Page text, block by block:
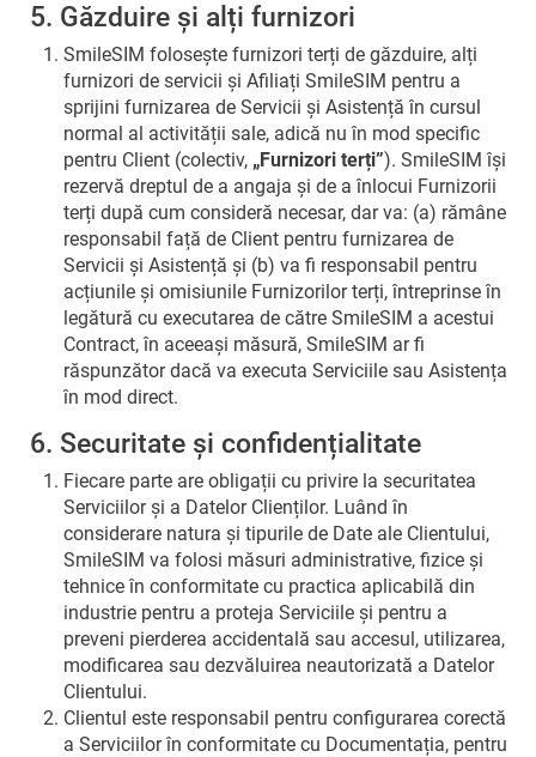
5. Găzduire și alți furnizori
SmileSIM folosește furnizori terți de găzduire, alți
furnizori de servicii și Afiliați SmileSIM pentru a
sprijini furnizarea de Servicii și Asistență în cursul
normal al activității sale, adică nu în mod specific
pentru Client (colectiv, „Furnizori terți”). SmileSIM își
rezervă dreptul de a angaja și de a înlocui Furnizorii
terți după cum consideră necesar, dar va: (a) rămâne
responsabil față de Client pentru furnizarea de
Servicii și Asistență și (b) va fi responsabil pentru
acțiunile și omisiunile Furnizorilor terți, întreprinse în
legătură cu executarea de către SmileSIM a acestui
Contract, în aceeași măsură, SmileSIM ar fi
răspunzător dacă va executa Serviciile sau Asistența
în mod direct.
6. Securitate și confidențialitate
Fiecare parte are obligații cu privire la securitatea
Serviciilor și a Datelor Clienților. Luând în
considerare natura și tipurile de Date ale Clientului,
SmileSIM va folosi măsuri administrative, fizice și
tehnice în conformitate cu practica aplicabilă din
industrie pentru a proteja Serviciile și pentru a
preveni pierderea accidentală sau accesul, utilizarea,
modificarea sau dezvăluirea neautorizată a Datelor
Clientului.
Clientul este responsabil pentru configurarea corectă
a Serviciilor în conformitate cu Documentația, pentru